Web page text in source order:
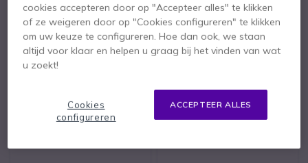
Philips SpeechMike
LFH3510
Philips Voice Tracer
DVT 7110
cookies accepteren door op "Accepteer alles" te klikken
of ze weigeren door op "Cookies configureren" te klikken
om uw keuze te configureren. Hoe dan ook, we staan
altijd voor klaar en helpen u graag bij het vinden van wat
u zoekt!
ACCEPTEER ALLES
Cookies
configureren